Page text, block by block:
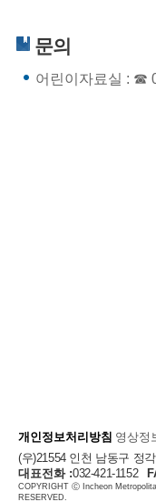
문의
어린이자료실 : ☎
개인정보처리방침 영상정
(우)21554 인천 남동구 정
대표전화 :032-421-1152
COPYRIGHT Ⓒ Incheon
RESERVED.